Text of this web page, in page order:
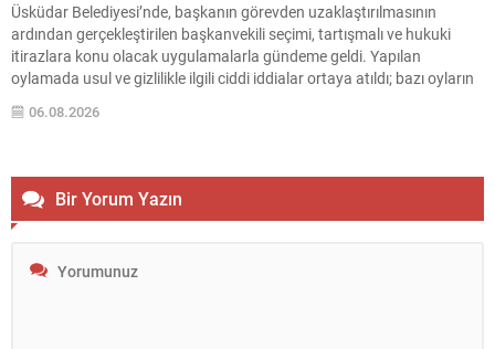
Üsküdar Belediyesi’nde, başkanın görevden uzaklaştırılmasının
ardından gerçekleştirilen başkanvekili seçimi, tartışmalı ve hukuki
itirazlara konu olacak uygulamalarla gündeme geldi. Yapılan
oylamada usul ve gizlilikle ilgili ciddi iddialar ortaya atıldı; bazı oyların
geçersiz sayılması ve meclis içindeki yönlendirmeler kamuoyunda
tepkilere yol açtı. Seçim sürecinde yaşanan gelişmeler, parti grupları
06.08.2026
Bir Yorum Yazın